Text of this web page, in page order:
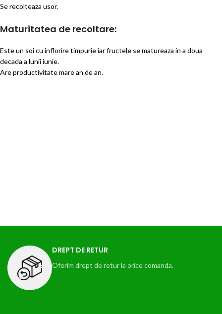
Se recolteaza usor.
Maturitatea de recoltare:
Este un soi cu inflorire timpurie iar fructele se matureaza in a doua
decada a lunii iunie.
Are productivitate mare an de an.
DREPT DE RETUR
Oferim drept de retur la orice comanda.